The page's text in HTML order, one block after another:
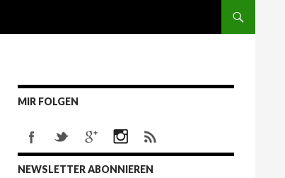
MIR FOLGEN
NEWSLETTER ABONNIEREN